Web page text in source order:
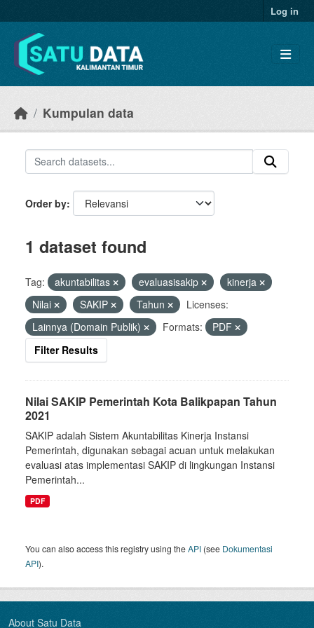
Log in
Kumpulan data
Order by
1 dataset found
Tag: akuntabilitas evaluasisakip
kinerja
Nilai
SAKIP Tahun
Licenses:
Lainnya (Domain Publik)
Formats:
PDF
Filter Results
Nilai SAKIP Pemerintah Kota Balikpapan Tahun
2021
SAKIP adalah Sistem Akuntabilitas Kinerja Instansi
Pemerintah, digunakan sebagai acuan untuk melakukan
evaluasi atas implementasi SAKIP di lingkungan Instansi
Pemerintah...
PDF
You can also access this registry using theAPI (see Dokumentasi
API).
About Satu Data